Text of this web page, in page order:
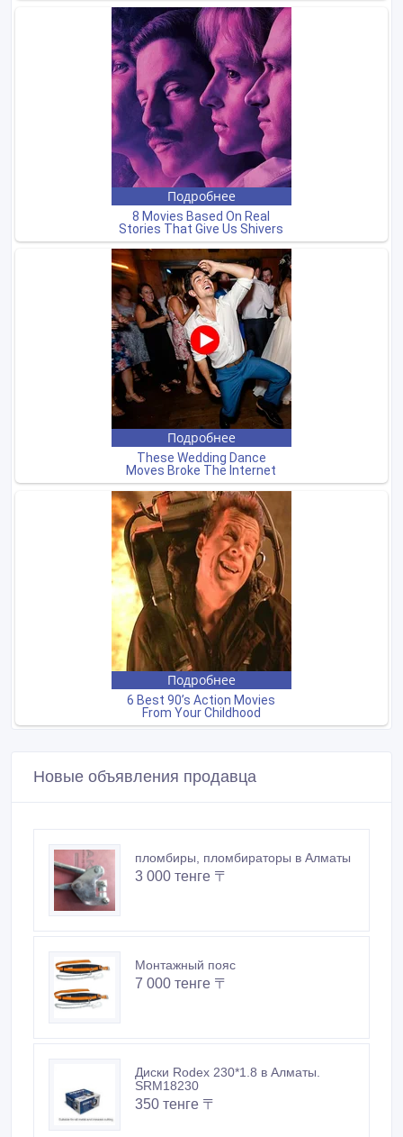
Новые объявления продавца
пломбиры, пломбираторы в Алматы
3 000 тенге 〒
Монтажный пояс
7 000 тенге 〒
Диски Rodex 230*1.8 в Алматы.
SRM18230
350 тенге 〒